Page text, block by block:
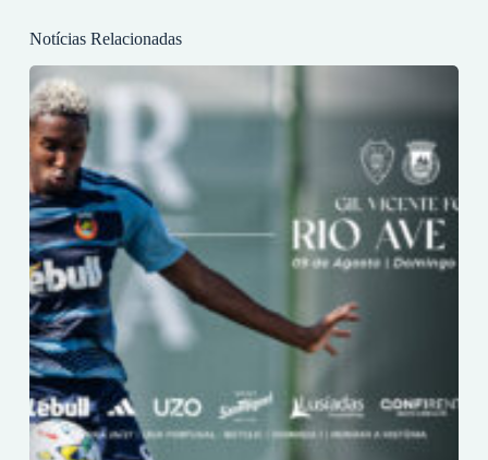
Notícias Relacionadas